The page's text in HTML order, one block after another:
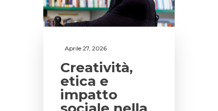
Aprile 27, 2026
Creatività,
etica e
impatto